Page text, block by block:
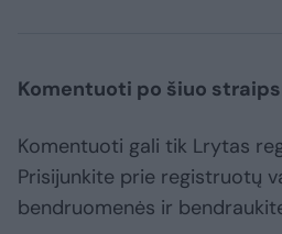
Komentuoti po šiuo
Komentuoti gali tik Lrytas
Prisijunkite prie registruotų
bendruomenės ir